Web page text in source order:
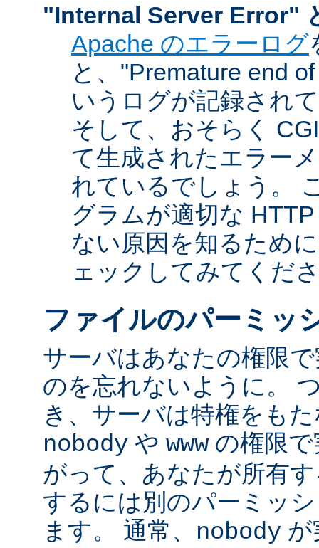
"Internal Server Error"
Apache のエラーログ
と、"Premature end
いうログが記録され
そして、おそらく
て生成されたエラー
れているでしょう。
グラムが適切な
ない原因を知るため
ェックしてみてくだ
ファイルのパーミッ
サーバはあなたの権限
のを忘れないように。
き、サーバは特権をも
nobody や www の権限
がって、あなたが所有
するには別のパーミッ
ます。 通常、 nobody が